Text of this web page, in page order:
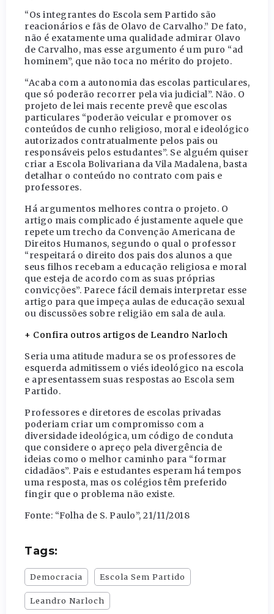
“Os integrantes do Escola sem Partido são
reacionários e fãs de Olavo de Carvalho.” De fato,
não é exatamente uma qualidade admirar Olavo
de Carvalho, mas esse argumento é um puro “ad
hominem”, que não toca no mérito do projeto.
“Acaba com a autonomia das escolas particulares,
que só poderão recorrer pela via judicial”. Não. O
projeto de lei mais recente prevê que escolas
particulares “poderão veicular e promover os
conteúdos de cunho religioso, moral e ideológico
autorizados contratualmente pelos pais ou
responsáveis pelos estudantes”. Se alguém quiser
criar a Escola Bolivariana da Vila Madalena, basta
detalhar o conteúdo no contrato com pais e
professores.
Há argumentos melhores contra o projeto. O
artigo mais complicado é justamente aquele que
repete um trecho da Convenção Americana de
Direitos Humanos, segundo o qual o professor
“respeitará o direito dos pais dos alunos a que
seus filhos recebam a educação religiosa e moral
que esteja de acordo com as suas próprias
convicções”. Parece fácil demais interpretar esse
artigo para que impeça aulas de educação sexual
ou discussões sobre religião em sala de aula.
+ Confira outros artigos de Leandro Narloch
Seria uma atitude madura se os professores de
esquerda admitissem o viés ideológico na escola
e apresentassem suas respostas ao Escola sem
Partido.
Professores e diretores de escolas privadas
poderiam criar um compromisso com a
diversidade ideológica, um código de conduta
que considere o apreço pela divergência de
ideias como o melhor caminho para “formar
cidadãos”. Pais e estudantes esperam há tempos
uma resposta, mas os colégios têm preferido
fingir que o problema não existe.
Fonte: “Folha de S. Paulo”, 21/11/2018
Tags:
Democracia Escola Sem Partido
Leandro Narloch